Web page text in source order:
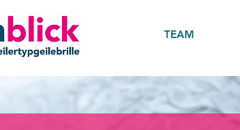
TEAM